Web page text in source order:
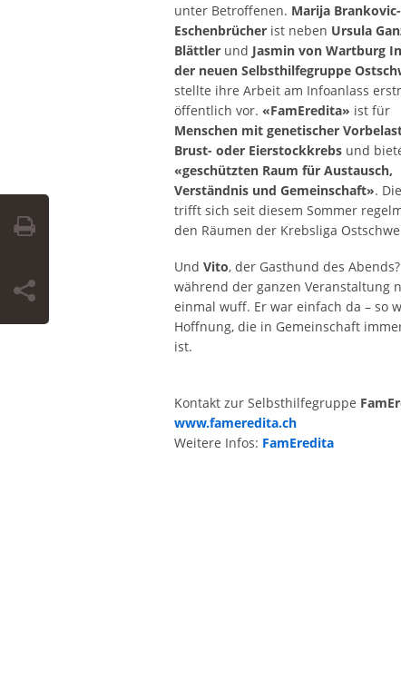
unter Betroffenen. Marija Brankovic-
Eschenbrücher ist neben Ursula
Blättler und Jasmin von Wartburg
der neuen Selbsthilfegruppe
stellte ihre Arbeit am Infoanlass
öffentlich vor. «FamEredita» ist für
Menschen mit genetischer
Brust- oder Eierstockkrebs und
«geschützten Raum für Austausch,
Verständnis und Gemeinschaft».
trifft sich seit diesem Sommer
den Räumen der Krebsliga
Und Vito, der Gasthund des
während der ganzen Veranstaltung
einmal wuff. Er war einfach da – so
Hoffnung, die in Gemeinschaft
ist.
Kontakt zur Selbsthilfegruppe
www.fameredita.ch
Weitere Infos: FamEredita